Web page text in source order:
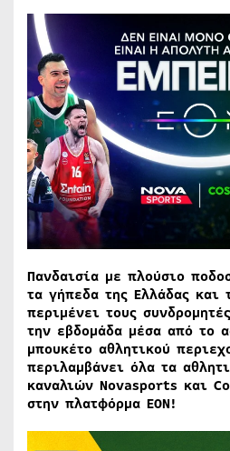
Πανδαισία με πλούσιο
τα γήπεδα της Ελλάδας και
περιμένει τους
την εβδομάδα μέσα από το
μπουκέτο αθλητικού
περιλαμβάνει όλα τα
καναλιών Novasports και
στην πλατφόρμα EON!